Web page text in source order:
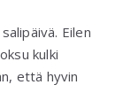
Eilen
kulki
että hyvin